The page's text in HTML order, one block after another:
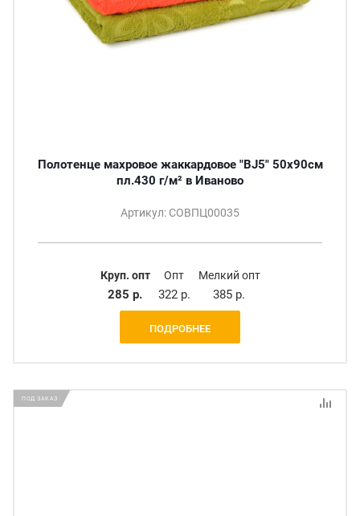
Полотенце махровое жаккардовое "BJ5" 50х90см
пл.430 г/м² в Иваново
Артикул: СОВПЦ00035
Круп. опт
285 р.
Опт
322 р.
Мелкий опт
385 р.
ПОДРОБНЕЕ
ПОД ЗАКАЗ